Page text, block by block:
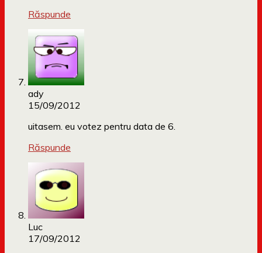
Răspunde
ady
15/09/2012
uitasem. eu votez pentru data de 6.
Răspunde
Luc
17/09/2012